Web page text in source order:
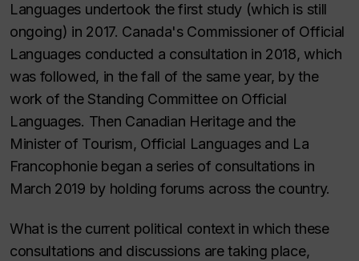
Languages undertook the first study (which is still
ongoing) in 2017. Canada's Commissioner of Official
Languages conducted a consultation in 2018, which
was followed, in the fall of the same year, by the
work of the Standing Committee on Official
Languages. Then Canadian Heritage and the
Minister of Tourism, Official Languages and La
Francophonie began a series of consultations in
March 2019 by holding forums across the country.
What is the current political context in which these
consultations and discussions are taking place,